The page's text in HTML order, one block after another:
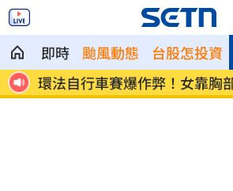
即時 颱風動態 台股怎投資
風
學霸牙醫槓離職員工 為3萬筆